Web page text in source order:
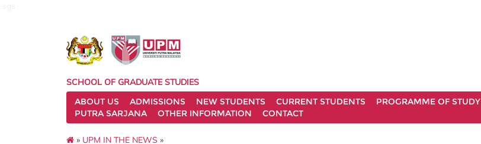
SCHOOL OF GRADUATE STUDIES
ABOUT US
ADMISSIONS NEW STUDENTS CURRENT STUDENTS PROGRAMME OF STUDY
PUTRA SARJANA
OTHER INFORMATION CONTACT
» UPM IN THE NEWS »